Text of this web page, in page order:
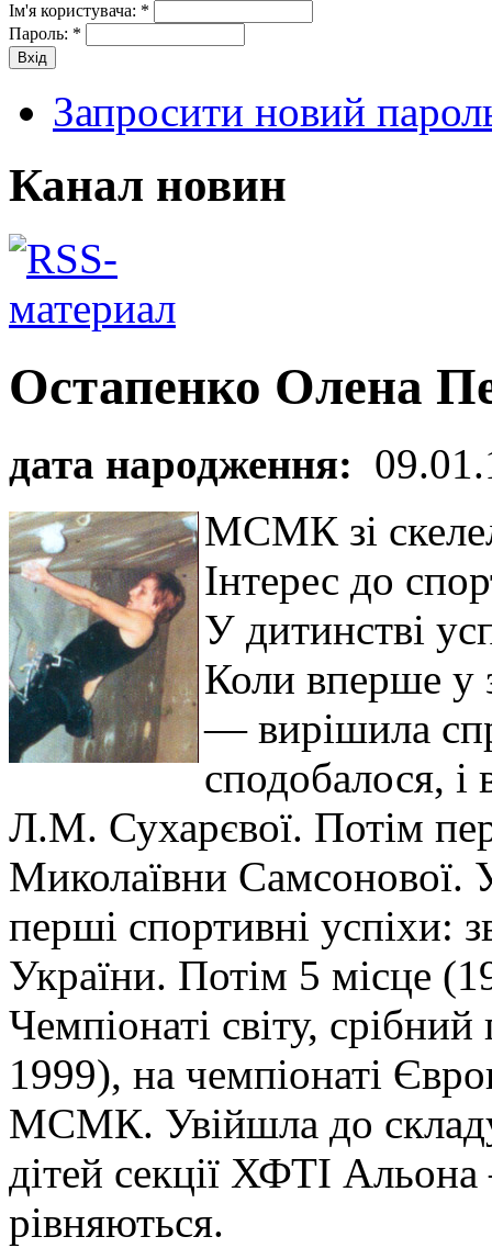
Ім'я користувача: *
Пароль: *
Запросити новий
Канал новин
Остапенко Олена
дата народження:
МСМК зі
Інтерес до
У дитинстві
Коли вперше у
— вирішила
сподобалося, і
Л.М. Сухарєвої. Потім
Миколаївни Самсонової.
перші спортивні успіхи:
України. Потім 5 місце
Чемпіонаті світу,
1999), на чемпіонаті
МСМК. Увійшла до
дітей секції ХФТІ
рівняються.